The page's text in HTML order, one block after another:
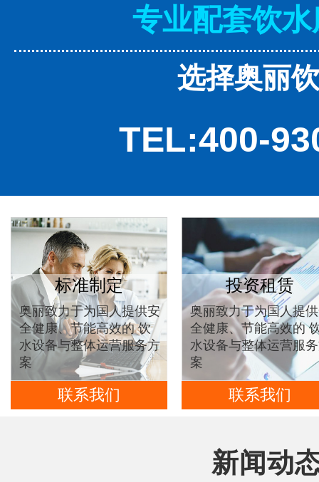
专业配套饮
选择奥丽
TEL:400-
标准制定
奥丽致力于为国人提供安
全健康、节能高效的 饮
水设备与整体运营服务方
案
联系我们
投资租赁
奥丽致力于为国人提
全健康、节能高效的
水设备与整体运营服
案
联系我们
新闻动